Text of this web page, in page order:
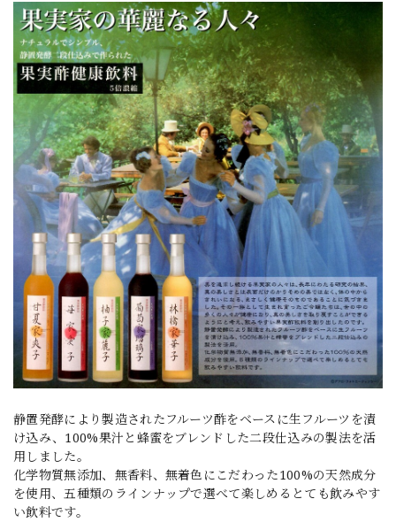
静置発酵により製造されたフルーツ酢をベースに生フルーツを漬
け込み、100%果汁と蜂蜜をブレンドした二段仕込みの製法を活
用しました。
化学物質無添加、無香料、無着色にこだわった100%の天然成分
を使用、五種類のラインナップで選べて楽しめるとても飲みやす
い飲料です。